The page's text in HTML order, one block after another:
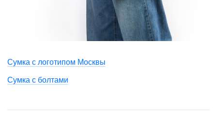
Сумка с логотипом Москвы
Сумка с болтами